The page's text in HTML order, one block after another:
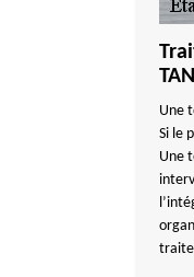
Une
Si le
Une